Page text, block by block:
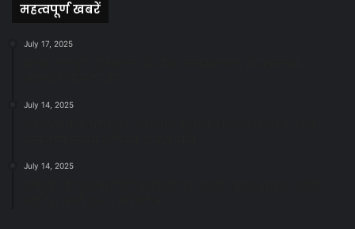
महत्वपूर्ण खबरें
July 17, 2025
July 14, 2025
July 14, 2025